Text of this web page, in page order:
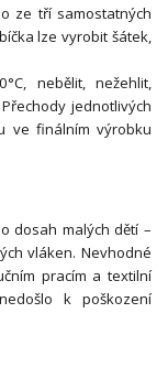
ze tří samostatných
lze vyrobit šátek,
nebělit, nežehlit,
jednotlivých
ve finálním výrobku
dosah malých dětí –
vláken. Nevhodné
pracím a textilní
k poškození